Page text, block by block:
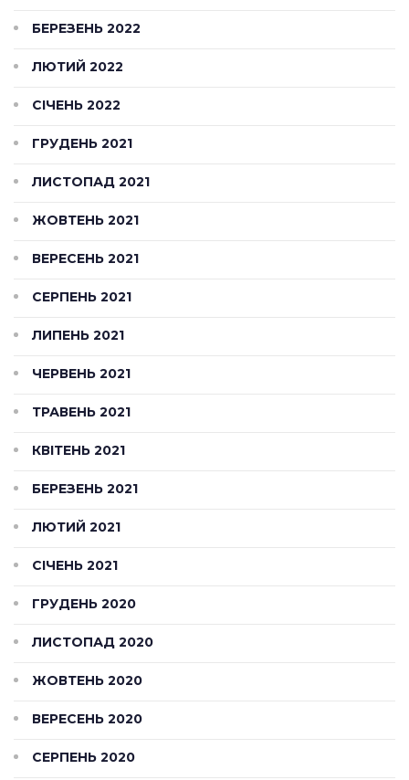
БЕРЕЗЕНЬ 2022
ЛЮТИЙ 2022
СІЧЕНЬ 2022
ГРУДЕНЬ 2021
ЛИСТОПАД 2021
ЖОВТЕНЬ 2021
ВЕРЕСЕНЬ 2021
СЕРПЕНЬ 2021
ЛИПЕНЬ 2021
ЧЕРВЕНЬ 2021
ТРАВЕНЬ 2021
КВІТЕНЬ 2021
БЕРЕЗЕНЬ 2021
ЛЮТИЙ 2021
СІЧЕНЬ 2021
ГРУДЕНЬ 2020
ЛИСТОПАД 2020
ЖОВТЕНЬ 2020
ВЕРЕСЕНЬ 2020
СЕРПЕНЬ 2020